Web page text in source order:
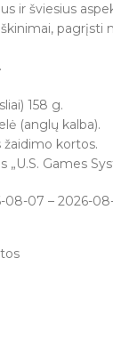
ir šviesius
pagrįsti
158 g.
(anglų kalba).
kortos.
„U.S. Games
08-07 – 2026-